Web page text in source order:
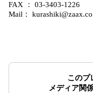
FAX ： 03-3403-1226
Mail：
このプ
メディア関